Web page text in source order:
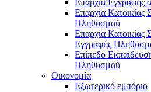
Επαρχία Εγγραφής
Επαρχία
Πληθυσμού
Επαρχία
Εγγραφής
Επίπεδο
Πληθυσμού
Οικονομία
Εξωτερικό εμπόριο